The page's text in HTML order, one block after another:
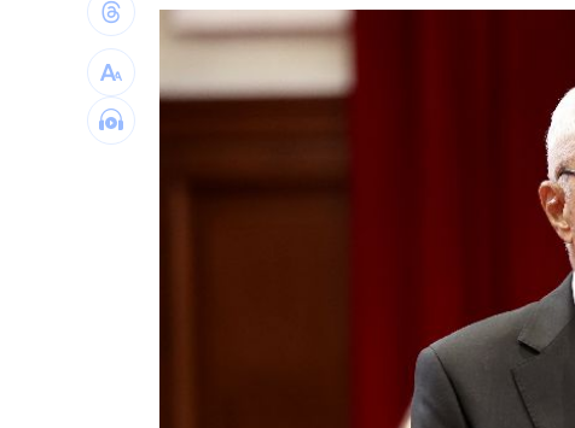
白海豚颱風逼近日本！逾470航班停飛
好友離世成創作契機 樂團主唱吐黑色幽默
理想混蛋號召粉絲跨海追星吃美食！ 18:15